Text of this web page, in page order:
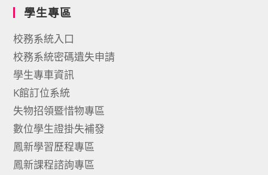
學生專區
校務系統入口
校務系統密碼遺失申請
學生專車資訊
K館訂位系統
失物招領暨惜物專區
數位學生證掛失補發
鳳新學習歷程專區
鳳新課程諮詢專區